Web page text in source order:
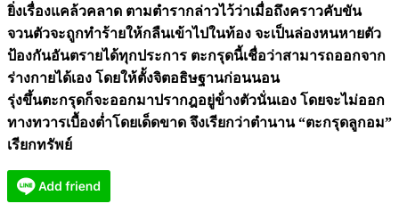
ยิ่งเรื่องแคล้วคลาด ตามตำรากล่าวไว้ว่าเมื่อถึงคราวคับขัน
จวนตัวจะถูกทำร้ายให้กลืนเข้าไปในท้อง จะเป็นล่องหนหายตัว
ป้องกันอันตรายได้ทุกประการ ตะกรุดนี้เชื่อว่าสามารถออกจาก
ร่างกายได้เอง โดยให้ตั้งจิตอธิษฐานก่อนนอน
รุ่งขึ้นตะกรุดก็จะออกมาปรากฎอยู่ข้่างตัวนั่นเอง โดยจะไม่ออก
ทางทวารเบื้องต่ำโดยเด็ดขาด จึงเรียกว่าตำนาน “ตะกรุดลูกอม”
เรียกทรัพย์